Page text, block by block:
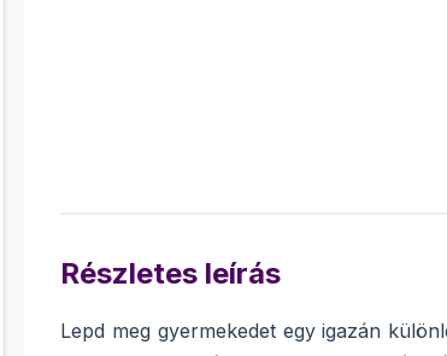
Részletes leírás
Lepd meg gyermekedet egy igazán